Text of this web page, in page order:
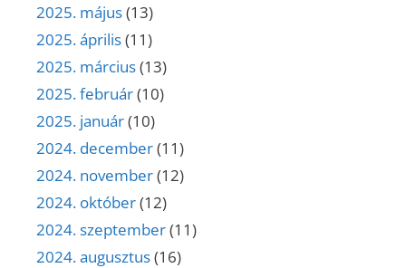
2025. május(13)
2025. április(11)
2025. március(13)
2025. február(10)
2025. január(10)
2024. december(11)
2024. november(12)
2024. október(12)
2024. szeptember(11)
2024. augusztus(16)